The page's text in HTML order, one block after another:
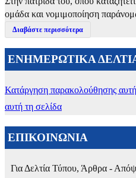
ομάδα και νομιμοποίηση
Διαβάστε περισσότερα
ΕΝΗΜΕΡΩΤΙΚΑ
Κατάργηση παρακολούθησης
αυτή τη σελίδα
ΕΠΙΚΟΙΝΩΝΙΑ
Για Δελτία Τύπου, Άρθρα -